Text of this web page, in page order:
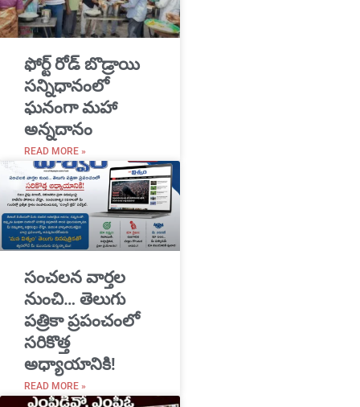
​ఫోర్ట్ రోడ్ బొడ్రాయి
సన్నిధానంలో
ఘనంగా మహా
అన్నదానం
READ MORE »
సంచలన వార్తల
నుంచి… తెలుగు
పత్రికా ప్రపంచంలో
సరికొత్త
అధ్యాయానికి!
READ MORE »